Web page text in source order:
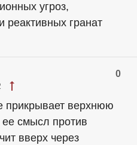
угроз,
реактивных гранат
0
прикрывает верхнюю
смысл против
вверх через